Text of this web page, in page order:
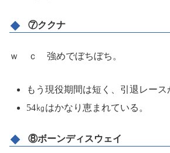
⑦ククナ
ｗ ｃ 強めでぼちぼち。
もう現役期間は短く、引退レース
54㎏はかなり恵まれている。
⑧ボーンディスウェイ